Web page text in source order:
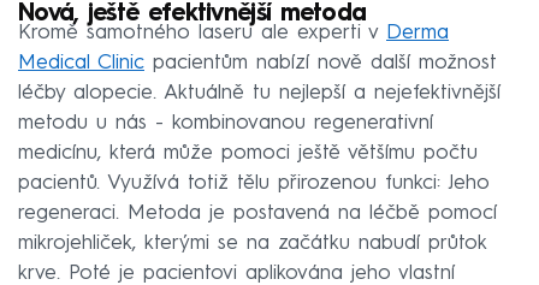
Nová, ještě efektivnější metoda
Kromě samotného laseru ale experti v Derma
Medical Clinic pacientům nabízí nově další možnost
léčby alopecie. Aktuálně tu nejlepší a nejefektivnější
metodu u nás - kombinovanou regenerativní
medicínu, která může pomoci ještě většímu počtu
pacientů. Využívá totiž tělu přirozenou funkci: Jeho
regeneraci. Metoda je postavená na léčbě pomocí
mikrojehliček, kterými se na začátku nabudí průtok
krve. Poté je pacientovi aplikována jeho vlastní